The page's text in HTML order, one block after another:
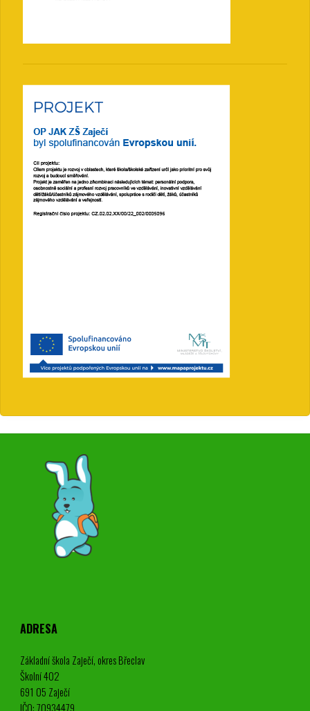
ADRESA
Základní škola Zaječí, okres Břeclav
Školní 402
691 05 Zaječí
IČO: 70934479